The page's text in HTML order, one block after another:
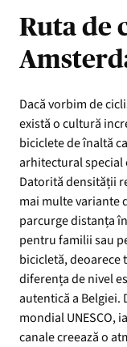
Ruta de
Dacă vorbim de
există o cultură
biciclete de înaltă
arhitectural
Datorită densității
mai multe variante
parcurge distanța
pentru familii sau
bicicletă, deoarece
diferența de nivel
autentică a Belgiei.
mondial UNESCO,
canale creează o